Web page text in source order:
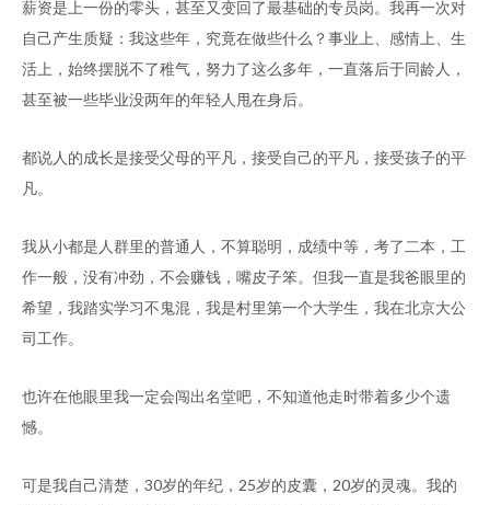
薪资是上一份的零头，甚至又变回了最基础的专员岗。我再一次对
自己产生质疑：我这些年，究竟在做些什么？事业上、感情上、生
活上，始终摆脱不了稚气，努力了这么多年，一直落后于同龄人，
甚至被一些毕业没两年的年轻人甩在身后。
都说人的成长是接受父母的平凡，接受自己的平凡，接受孩子的平
凡。
我从小都是人群里的普通人，不算聪明，成绩中等，考了二本，工
作一般，没有冲劲，不会赚钱，嘴皮子笨。但我一直是我爸眼里的
希望，我踏实学习不鬼混，我是村里第一个大学生，我在北京大公
司工作。
也许在他眼里我一定会闯出名堂吧，不知道他走时带着多少个遗
憾。
可是我自己清楚，30岁的年纪，25岁的皮囊，20岁的灵魂。我的